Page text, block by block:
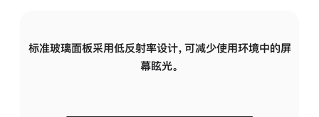
标准玻璃面板采用低反射率设计，可减少使用环境中的屏
幕眩光。